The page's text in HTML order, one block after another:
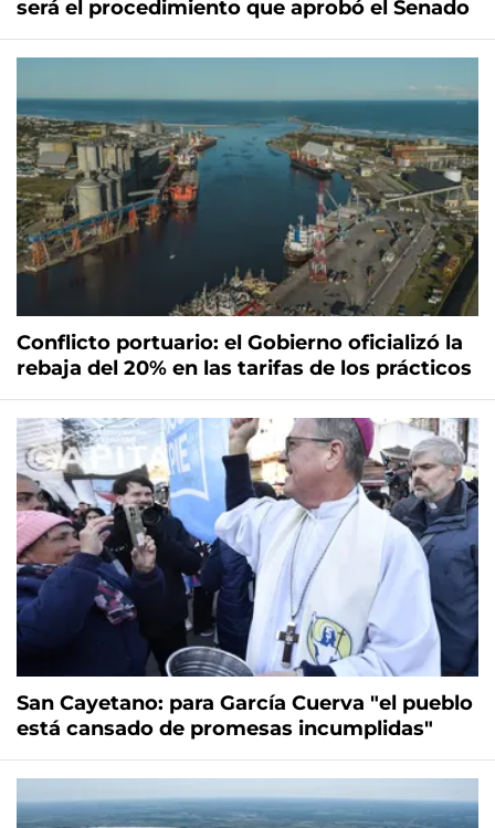
será el procedimiento que aprobó el Senado
Conflicto portuario: el Gobierno oficializó la
rebaja del 20% en las tarifas de los prácticos
San Cayetano: para García Cuerva "el pueblo
está cansado de promesas incumplidas"